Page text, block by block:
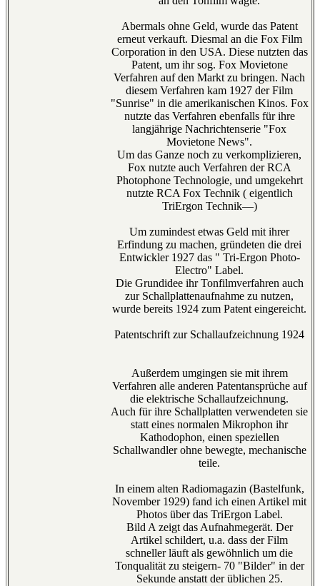
Abermals ohne Geld, wurde das Patent
erneut verkauft. Diesmal an die Fox Film
Corporation in den USA. Diese nutzten das
Patent, um ihr sog. Fox Movietone
Verfahren auf den Markt zu bringen. Nach
diesem Verfahren kam 1927 der Film
"Sunrise" in die amerikanischen Kinos. Fox
nutzte das Verfahren ebenfalls für ihre
langjährige Nachrichtenserie "Fox
Movietone News".
Um das Ganze noch zu verkomplizieren,
Fox nutzte auch Verfahren der RCA
Photophone Technologie, und umgekehrt
nutzte RCA Fox Technik ( eigentlich
TriErgon Technik—)
Um zumindest etwas Geld mit ihrer
Erfindung zu machen, gründeten die drei
Entwickler 1927 das " Tri-Ergon Photo-
Electro" Label.
Die Grundidee ihr Tonfilmverfahren auch
zur Schallplattenaufnahme zu nutzen,
wurde bereits 1924 zum Patent eingereicht.
Patentschrift zur Schallaufzeichnung 1924
Außerdem umgingen sie mit ihrem
Verfahren alle anderen Patentansprüche auf
die elektrische Schallaufzeichnung.
Auch für ihre Schallplatten verwendeten sie
statt eines normalen Mikrophon ihr
Kathodophon, einen speziellen
Schallwandler ohne bewegte, mechanische
teile.
In einem alten Radiomagazin (Bastelfunk,
November 1929) fand ich einen Artikel mit
Photos über das TriErgon Label.
Bild A zeigt das Aufnahmegerät. Der
Artikel schildert, u.a. dass der Film
schneller läuft als gewöhnlich um die
Tonqualität zu steigern- 70 "Bilder" in der
Sekunde anstatt der üblichen 25.